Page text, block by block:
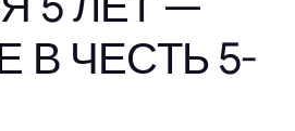
В ЧЕСТЬ 5-